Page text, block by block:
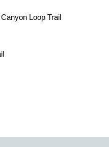
Canyon Loop Trail
Trail